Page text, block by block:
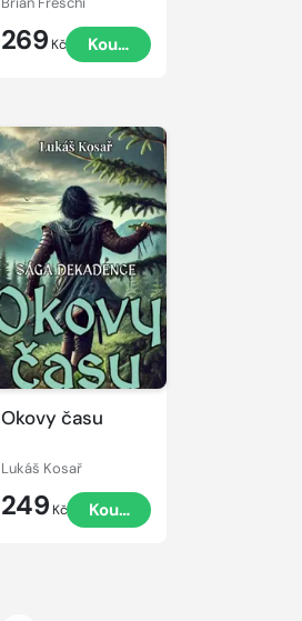
269 Kč Koupit
Okovy času
Lukáš Kosař
249 Kč Koupit